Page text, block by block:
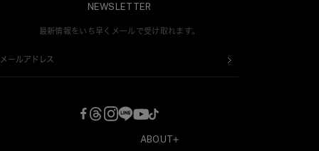
NEWSLETTER
最新情報をいち早くメールで受け取れます。
メールアドレス
ABOUT